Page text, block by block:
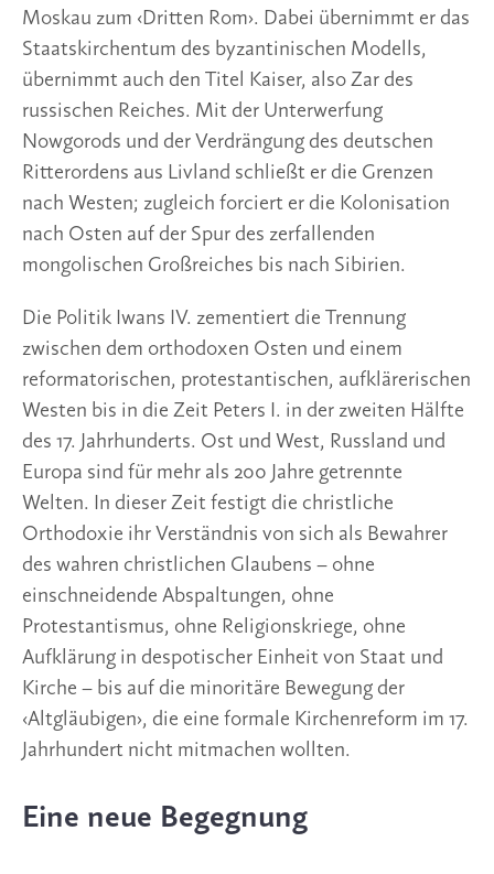
Moskau zum ‹Dritten Rom›. Dabei übernimmt er das
Staatskirchentum des byzantinischen Modells,
übernimmt auch den Titel Kaiser, also Zar des
russischen Reiches. Mit der Unterwerfung
Nowgorods und der Verdrängung des deutschen
Ritterordens aus Livland schließt er die Grenzen
nach Westen; zugleich forciert er die Kolonisation
nach Osten auf der Spur des zerfallenden
mongolischen Großreiches bis nach Sibirien.
Die Politik Iwans IV. zementiert die Trennung
zwischen dem orthodoxen Osten und einem
reformatorischen, protestantischen, aufklärerischen
Westen bis in die Zeit Peters I. in der zweiten Hälfte
des 17. Jahrhunderts. Ost und West, Russland und
Europa sind für mehr als 200 Jahre getrennte
Welten. In dieser Zeit festigt die christliche
Orthodoxie ihr Verständnis von sich als Bewahrer
des wahren christlichen Glaubens – ohne
einschneidende Abspaltungen, ohne
Protestantismus, ohne Religionskriege, ohne
Aufklärung in despotischer Einheit von Staat und
Kirche – bis auf die minoritäre Bewegung der
‹Altgläubigen›, die eine formale Kirchenreform im 17.
Jahrhundert nicht mitmachen wollten.
Eine neue Begegnung